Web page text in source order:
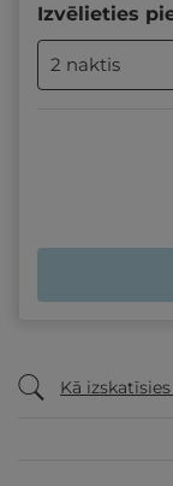
Izvēlieties
2 naktis
Kā